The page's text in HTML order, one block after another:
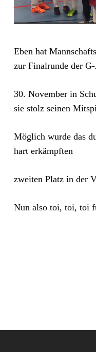
Eben hat
zur Finalrunde der
30. November in
sie stolz seinen
Möglich wurde das
hart erkämpften
zweiten Platz in der
Nun also toi, toi, toi